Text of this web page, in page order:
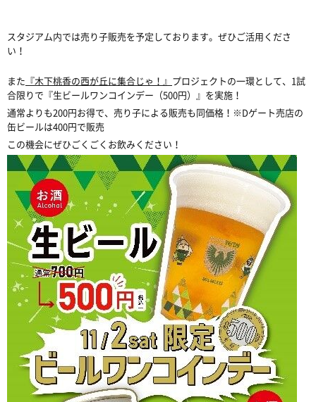
スタジアム内では売り子販売を予定しております。ぜひご活用くださ
い！
また 『木下桃香の西が丘に集合じゃ！』 プロジェクトの一環として、 1試
合限りで『生ビールワンコインデー（500円）』を実施！
通常よりも200円お得で、売り子による販売も同価格！※Dゲート売店の
缶ビールは400円で販売
この機会にぜひごくごくお飲みください！